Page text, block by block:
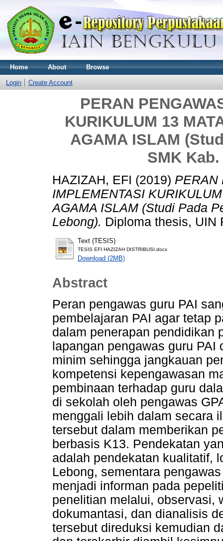
Home About Browse
Login Create Account
PERAN
KURIKULUM 13
AGAMA ISLAM
SMK
HAZIZAH, EFI (2019) PERAN
IMPLEMENTASI
AGAMA ISLAM (Studi Pada
Lebong). Diploma thesis, UIN
Text (TESIS)
TESIS EFI HAZIZAH DISTRIBUSI.docx
Download (2MB)
Abstract
Peran pengawas guru PAI
pembelajaran PAI agar tetap
dalam penerapan pendidikan
lapangan pengawas guru
minim sehingga jangkauan
kompetensi kepengawasan
pembinaan terhadap guru
di sekolah oleh pengawas
menggali lebih dalam secara
tersebut dalam memberikan
berbasis K13. Pendekatan
adalah pendekatan kualitatif,
Lebong, sementara
menjadi informan pada
penelitian melalui, observasi,
dokumantasi, dan dianalisis
tersebut direduksi kemudian